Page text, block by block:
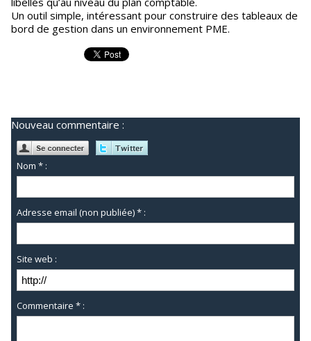
Un outil simple, intéressant pour construire des tableaux de
bord de gestion dans un environnement PME.
Nouveau commentaire :
Nom * :
Adresse email (non publiée) * :
Site web :
Commentaire * :